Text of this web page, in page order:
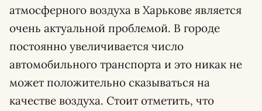
атмосферного воздуха в Харькове является
очень актуальной проблемой. В городе
постоянно увеличивается число
автомобильного транспорта и это никак не
может положительно сказываться на
качестве воздуха. Стоит отметить, что